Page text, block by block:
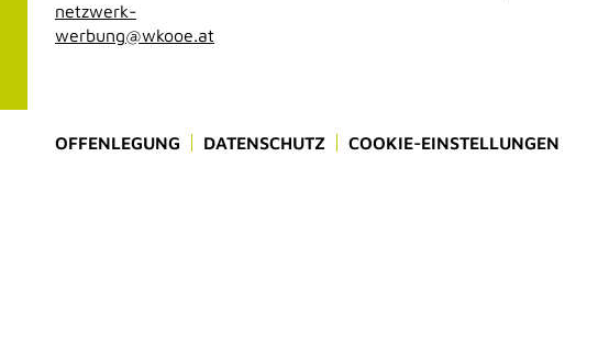
netzwerk-
werbung@wkooe.at
OFFENLEGUNG DATENSCHUTZ COOKIE-EINSTELLUNGEN